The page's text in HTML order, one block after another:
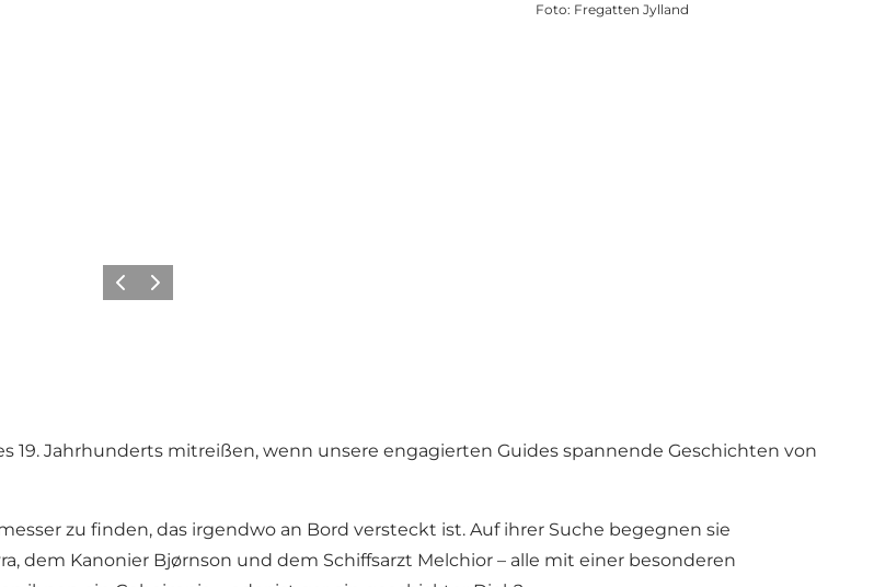
Foto: Fregatten Jylland
ZurückWeiter
19. Jahrhunderts mitreißen, wenn unsere engagierten Guides spannende Geschichten von
zu finden, das irgendwo an Bord versteckt ist. Auf ihrer Suche begegnen sie
dem Kanonier Bjørnson und dem Schiffsarzt Melchior – alle mit einer besonderen